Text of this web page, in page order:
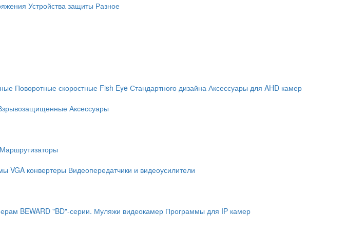
Устройства защиты Разное
Поворотные скоростные Fish Eye Стандартного дизайна Аксессуары для AHD камер
Аксессуары
Маршрутизаторы
VGA конвертеры Видеопередатчики и видеоусилители
BEWARD "BD"-серии. Муляжи видеокамер Программы для IP камер